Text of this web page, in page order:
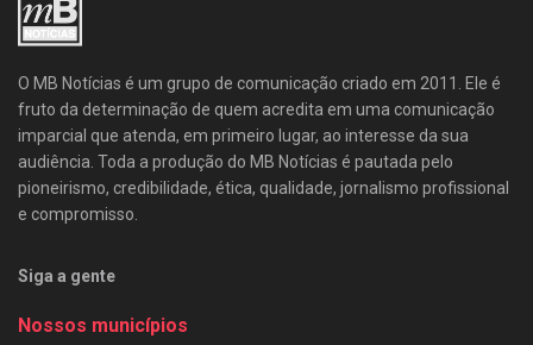
O MB Notícias é um grupo de comunicação criado em 2011. Ele é
fruto da determinação de quem acredita em uma comunicação
imparcial que atenda, em primeiro lugar, ao interesse da sua
audiência. Toda a produção do MB Notícias é pautada pelo
pioneirismo, credibilidade, ética, qualidade, jornalismo profissional
e compromisso.
Siga a gente
Nossos municípios